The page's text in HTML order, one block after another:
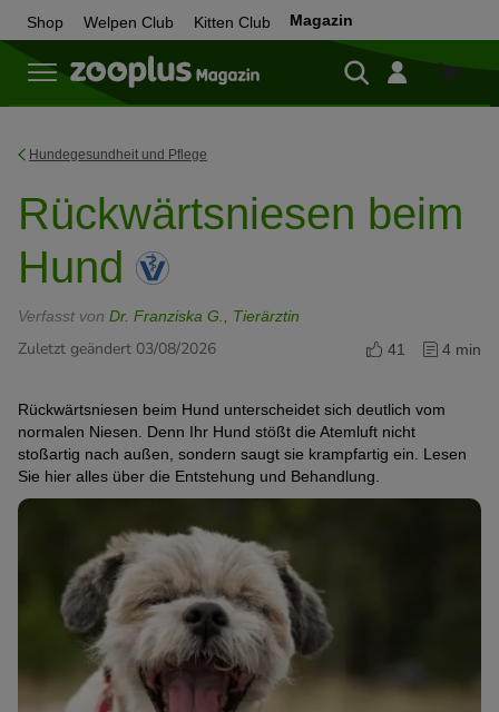
Shop Welpen Club Kitten Club Magazin
Zum
Hundegesundheit und Pflege
Rückwärtsniesen beim
Hund
Verfasst von Dr. Franziska G., Tierärztin
Zuletzt geändert 03/08/2026 41 4 min
Rückwärtsniesen beim Hund unterscheidet sich deutlich vom
normalen Niesen. Denn Ihr Hund stößt die Atemluft nicht
stoßartig nach außen, sondern saugt sie krampfartig ein. Lesen
Sie hier alles über die Entstehung und Behandlung.